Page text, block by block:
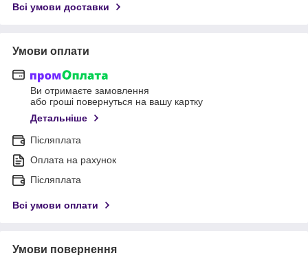
Всі умови доставки
Умови оплати
Ви отримаєте замовлення
або гроші повернуться на вашу картку
Детальніше
Післяплата
Оплата на рахунок
Післяплата
Всі умови оплати
Умови повернення